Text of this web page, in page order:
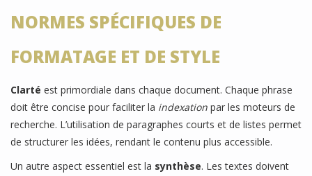
NORMES SPÉCIFIQUES DE
FORMATAGE ET DE STYLE
Clarté est primordiale dans chaque document. Chaque phrase
doit être concise pour faciliter la indexation par les moteurs de
recherche. L’utilisation de paragraphes courts et de listes permet
de structurer les idées, rendant le contenu plus accessible.
Un autre aspect essentiel est la synthèse. Les textes doivent